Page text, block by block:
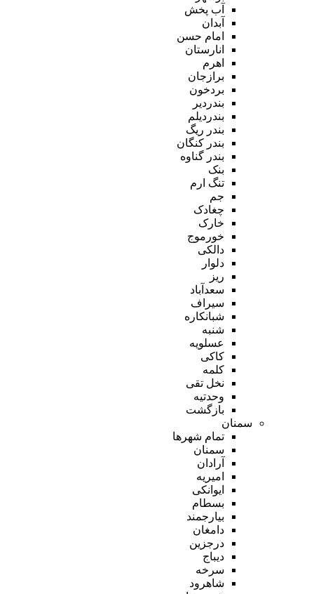
آب پخش
آبدان
امام حسن
انارستان
اهرم
برازجان
بردخون
بندردیر
بندردیلم
بندر ریگ
بندر کنگان
بندر گناوه
بنک
تنگ ارم
جم
چغادک
خارک
خورموج
دالکی
دلوار
ریز
سعدآباد
سیراف
شبانکاره
شنبه
عسلویه
کاکی
کلمه
نخل تقی
وحدتیه
بازگشت
سمنان
تمام شهر‌ها
سمنان
آرادان
امیریه
ایوانکی
بسطام
بیارجمند
دامغان
درجزین
دیباج
سرخه
شاهرود